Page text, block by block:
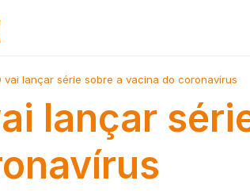
vai lançar série sobre a vacina do coronavírus
lançar